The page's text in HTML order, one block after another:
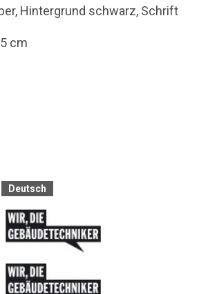
Hintergrund schwarz, Schrift
cm
Deutsch